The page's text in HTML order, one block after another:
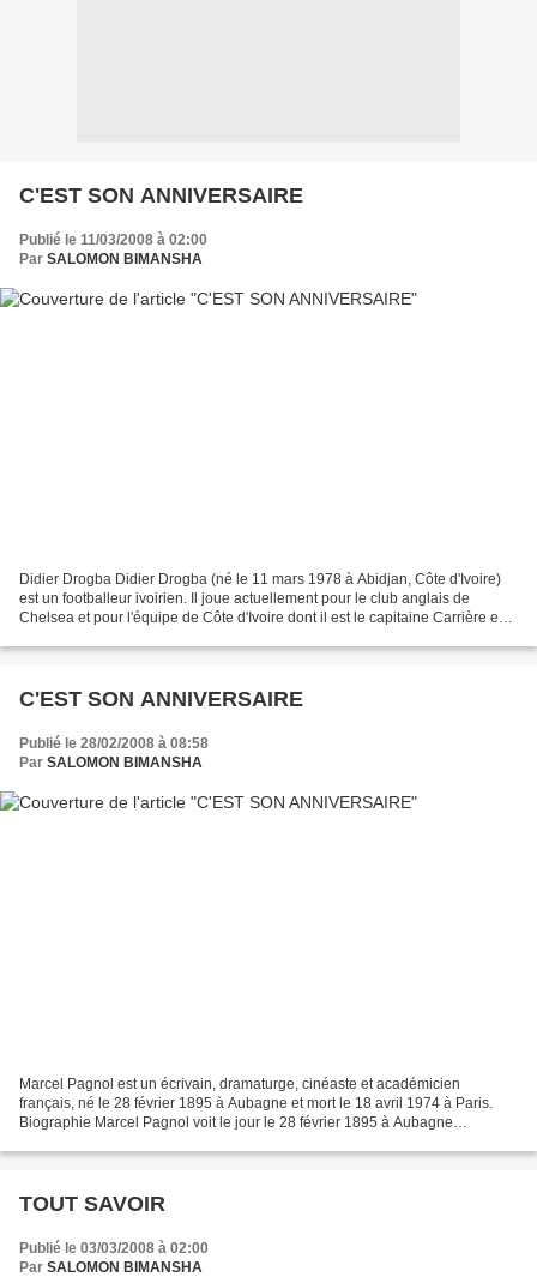
C'EST SON ANNIVERSAIRE
Publié le 11/03/2008 à 02:00
Par SALOMON BIMANSHA
Didier Drogba Didier Drogba (né le 11 mars 1978 à Abidjan, Côte d'Ivoire)
est un footballeur ivoirien. Il joue actuellement pour le club anglais de
Chelsea et pour l'équipe de Côte d'Ivoire dont il est le capitaine Carrière en
C'EST SON ANNIVERSAIRE
Publié le 28/02/2008 à 08:58
Par SALOMON BIMANSHA
Marcel Pagnol est un écrivain, dramaturge, cinéaste et académicien
français, né le 28 février 1895 à Aubagne et mort le 18 avril 1974 à Paris.
Biographie Marcel Pagnol voit le jour le 28 février 1895 à Aubagne
TOUT SAVOIR
Publié le 03/03/2008 à 02:00
Par SALOMON BIMANSHA